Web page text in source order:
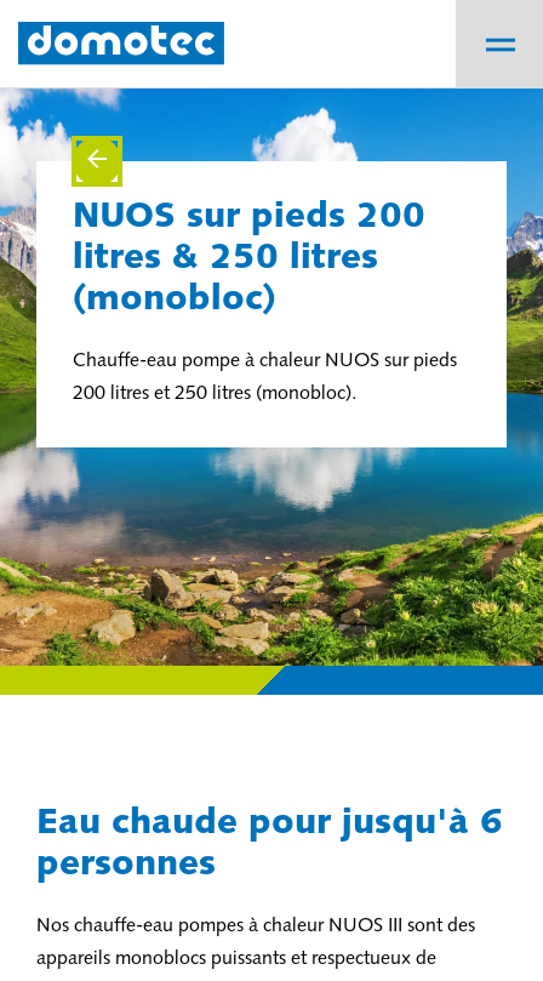
NUOS sur pieds 200
litres & 250 litres
(monobloc)
Chauffe-eau pompe à chaleur NUOS sur pieds
200 litres et 250 litres (monobloc).
Eau chaude pour jusqu'à 6
personnes
Nos chauffe-eau pompes à chaleur NUOS III sont des
appareils monoblocs puissants et respectueux de